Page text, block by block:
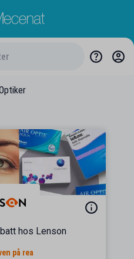
hos Lenson
på rea